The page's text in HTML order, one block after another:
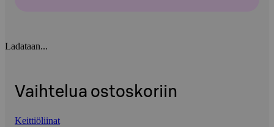
Ladataan...
Vaihtelua ostoskoriin
Keittiöliinat